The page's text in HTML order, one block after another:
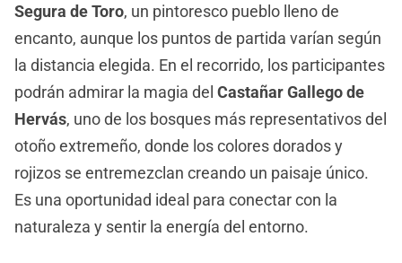
Segura de Toro, un pintoresco pueblo lleno de
encanto, aunque los puntos de partida varían según
la distancia elegida. En el recorrido, los participantes
podrán admirar la magia del Castañar Gallego de
Hervás, uno de los bosques más representativos del
otoño extremeño, donde los colores dorados y
rojizos se entremezclan creando un paisaje único.
Es una oportunidad ideal para conectar con la
naturaleza y sentir la energía del entorno.